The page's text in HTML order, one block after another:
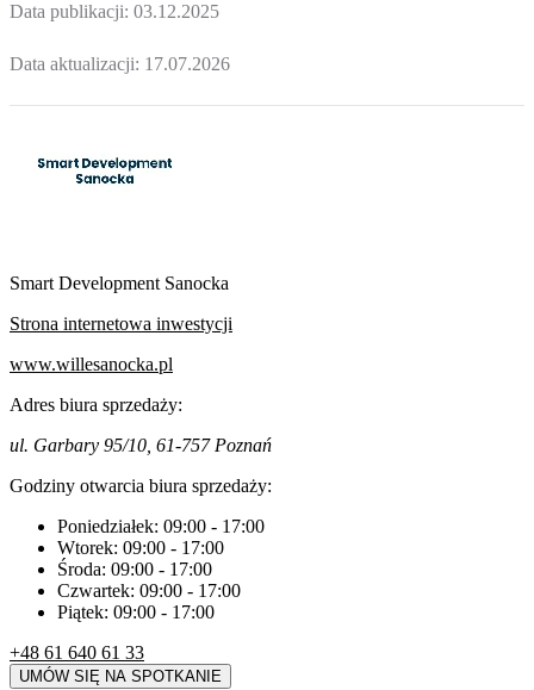
Data publikacji: 03.12.2025
Data aktualizacji: 17.07.2026
Smart Development Sanocka
Strona internetowa inwestycji
www.willesanocka.pl
Adres biura sprzedaży:
ul. Garbary 95/10, 61-757 Poznań
Godziny otwarcia biura sprzedaży:
Poniedziałek: 09:00 - 17:00
Wtorek: 09:00 - 17:00
Środa: 09:00 - 17:00
Czwartek: 09:00 - 17:00
Piątek: 09:00 - 17:00
+48 61 640 61 33
UMÓW SIĘ NA SPOTKANIE